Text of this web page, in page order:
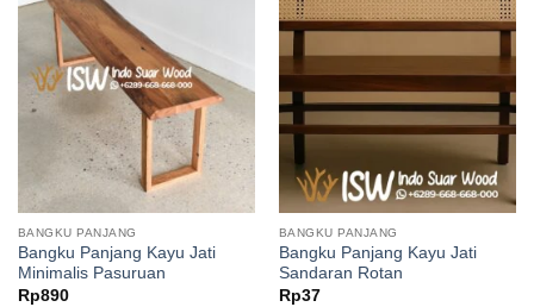
BANGKU PANJANG
Bangku Panjang Kayu Jati
Minimalis Pasuruan
Rp890
BANGKU PANJANG
Bangku Panjang Kayu Jati
Sandaran Rotan
Rp37